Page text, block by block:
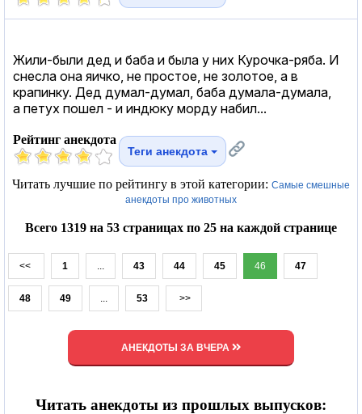
Жили-были дед и баба и была у них Курочка-ряба. И
снесла она яичко, не простое, не золотое, а в
крапинку. Дед думал-думал, баба думала-думала,
а петух пошел - и индюку морду набил...
Рейтинг анекдота
Теги анекдота
Читать лучшие по рейтингу в этой категории: Самые смешные
анекдоты про животных
Всего 1319 на 53 страницах по 25 на каждой странице
<< 1 ... 43 44 45 46 47
48 49 ... 53 >>
АНЕКДОТЫ ЗА ВЧЕРА
Читать анекдоты из прошлых выпусков: